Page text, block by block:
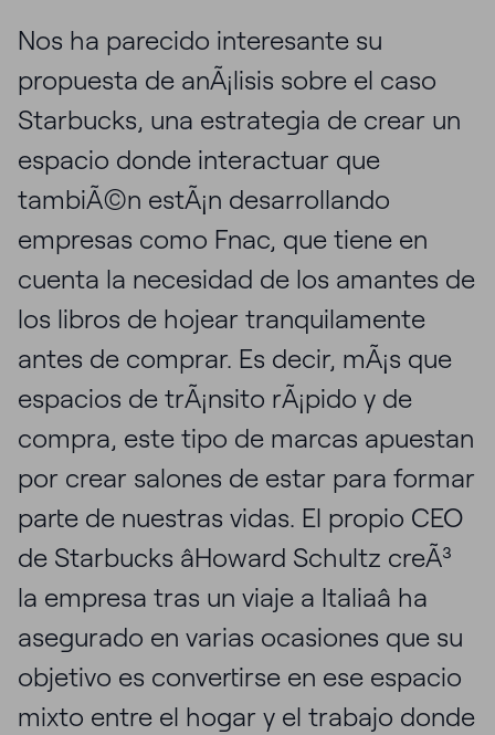
Nos ha parecido interesante su
propuesta de anÃ¡lisis sobre el caso
Starbucks, una estrategia de crear un
espacio donde interactuar que
tambiÃ©n estÃ¡n desarrollando
empresas como Fnac, que tiene en
cuenta la necesidad de los amantes de
los libros de hojear tranquilamente
antes de comprar. Es decir, mÃ¡s que
espacios de trÃ¡nsito rÃ¡pido y de
compra, este tipo de marcas apuestan
por crear salones de estar para formar
parte de nuestras vidas. El propio CEO
de Starbucks âHoward Schultz creÃ³
la empresa tras un viaje a Italiaâ ha
asegurado en varias ocasiones que su
objetivo es convertirse en ese espacio
mixto entre el hogar y el trabajo donde